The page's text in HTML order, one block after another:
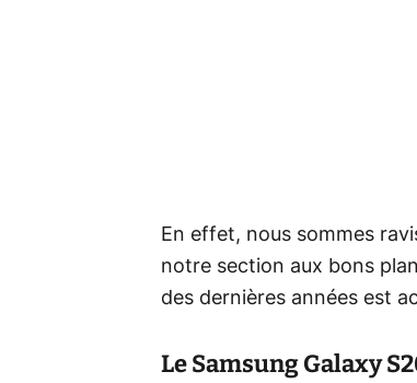
En effet, nous sommes
notre section aux bons
des dernières années est
Le Samsung Galaxy